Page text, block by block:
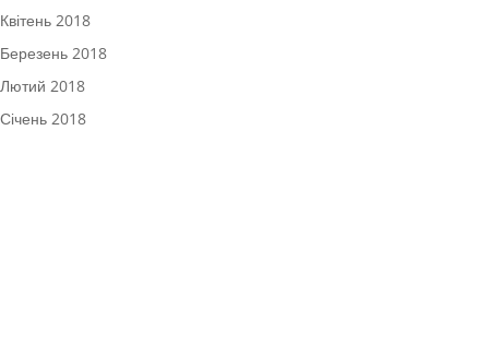
Квітень 2018
Березень 2018
Лютий 2018
Січень 2018